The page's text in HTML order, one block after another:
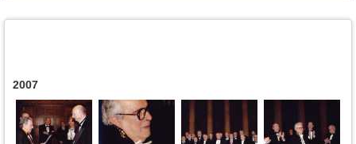
2007